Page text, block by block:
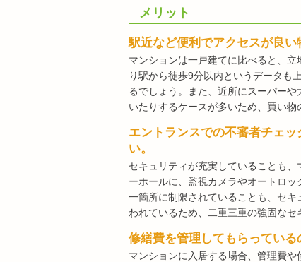
メリット
駅近など便利でアクセスが良い
マンションは一戸建てに比べると、
り駅から徒歩9分以内というデータも
るでしょう。また、近所にスーパー
いたりするケースが多いため、買い物
エントランスでの不審者チェ
い。
セキュリティが充実していることも
ーホールに、監視カメラやオートロ
一箇所に制限されていることも、セ
われているため、二重三重の強固なセ
修繕費を管理してもらっている
マンションに入居する場合、管理費